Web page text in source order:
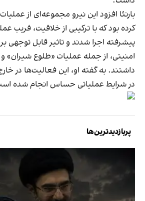
بارنئا افزود این نیرو مجموعه‌ای از
کرده بود که با ترکیبی از خلاقیت، فریب
پیشرفته اجرا شدند و تاثیر قابل توجهی
امنیتی، از جمله عملیات «طلوع
داشتند. به گفته او، این فعالیت‌ها در
در شرایط عملیاتی حساس انجام شده
پربازدیدترین‌ها